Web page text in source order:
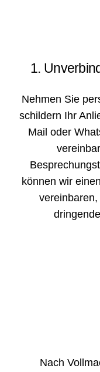
1.
Nehmen Sie
schildern Ihr
Mail oder
können wir
Nach